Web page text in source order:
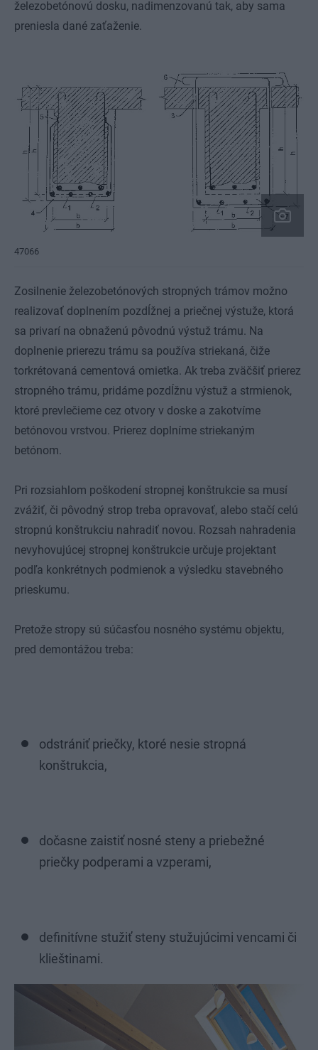
železobetónovú dosku, nadimenzovanú tak, aby sama
preniesla dané zaťaženie.
47066
Zosilnenie železobetónových stropných trámov možno
realizovať doplnením pozdĺžnej a priečnej výstuže, ktorá
sa privarí na obnaženú pôvodnú výstuž trámu. Na
doplnenie prierezu trámu sa používa striekaná, čiže
torkrétovaná cementová omietka. Ak treba zväčšiť prierez
stropného trámu, pridáme pozdĺžnu výstuž a strmienok,
ktoré prevlečieme cez otvory v doske a zakotvíme
betónovou vrstvou. Prierez doplníme striekaným
betónom.
Pri rozsiahlom poškodení stropnej konštrukcie sa musí
zvážiť, či pôvodný strop treba opravovať, alebo stačí celú
stropnú konštrukciu nahradiť novou. Rozsah nahradenia
nevyhovujúcej stropnej konštrukcie určuje projektant
podľa konkrétnych podmienok a výsledku stavebného
prieskumu.
Pretože stropy sú súčasťou nosného systému objektu,
pred demontážou treba:
odstrániť priečky, ktoré nesie stropná
konštrukcia,
dočasne zaistiť nosné steny a priebežné
priečky podperami a vzperami,
definitívne stužiť steny stužujúcimi vencami či
klieštinami.